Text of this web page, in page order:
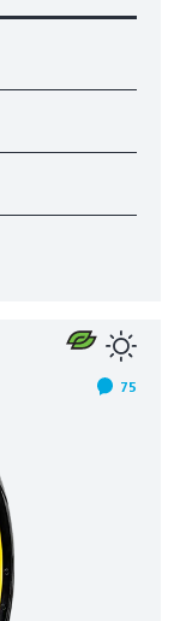
75